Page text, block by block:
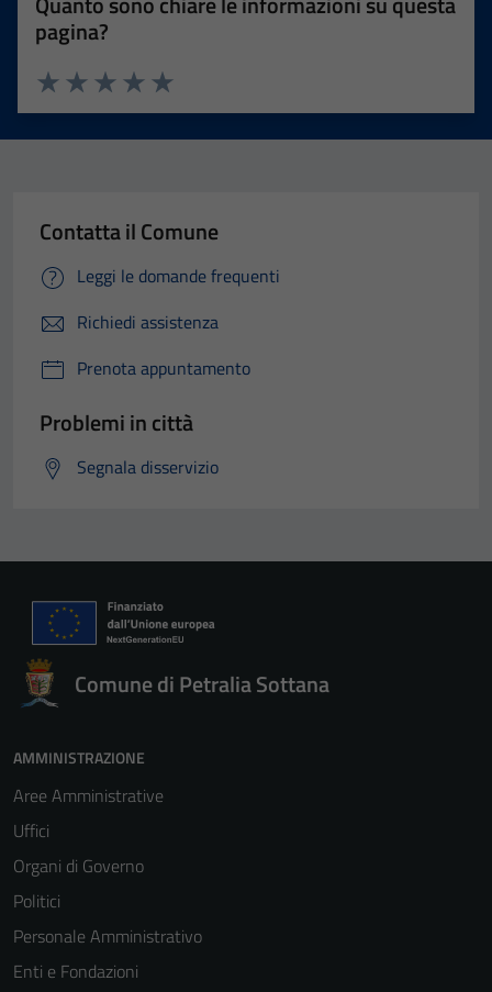
pagina?
Valuta 5 stelle su 5
Valuta 4 stelle su 5
Valuta 3 stelle su 5
Valuta 2 stelle su 5
Valuta 1 stelle su 5
Contatta il Comune
Leggi le domande frequenti
Richiedi assistenza
Prenota appuntamento
Problemi in città
Segnala disservizio
Comune di Petralia Sottana
AMMINISTRAZIONE
Aree Amministrative
Uffici
Organi di Governo
Politici
Personale Amministrativo
Enti e Fondazioni